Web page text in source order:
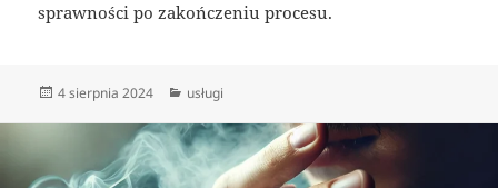
sprawności po zakończeniu procesu.
Data
4 sierpnia 2024 Kategorie
usługi